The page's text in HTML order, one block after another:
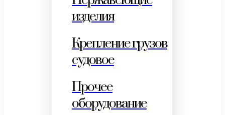
изделия
Крепление грузов
судовое
Прочее
оборудование